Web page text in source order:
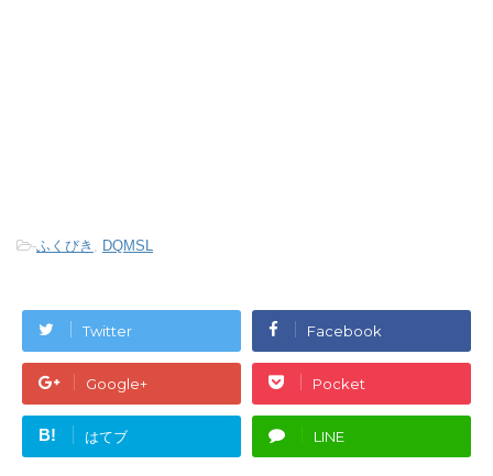
-ふくびき , DQMSL
Twitter Facebook
Google+ Pocket
B! はてブ LINE